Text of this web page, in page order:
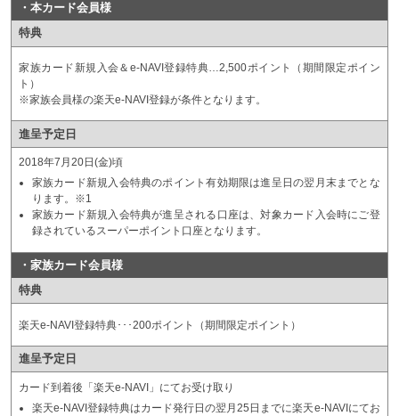
・本カード会員様
特典
家族カード新規入会＆e-NAVI登録特典…2,500ポイント（期間限定ポイン
ト）
※家族会員様の楽天e-NAVI登録が条件となります。
進呈予定日
2018年7月20日(金)頃
家族カード新規入会特典のポイント有効期限は進呈日の翌月末までとな
ります。※1
家族カード新規入会特典が進呈される口座は、対象カード入会時にご登
録されているスーパーポイント口座となります。
・家族カード会員様
特典
楽天e-NAVI登録特典･･･200ポイント（期間限定ポイント）
進呈予定日
カード到着後「楽天e-NAVI」にてお受け取り
楽天e-NAVI登録特典はカード発行日の翌月25日までに楽天e-NAVIにてお